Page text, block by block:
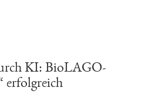
KI: BioLAGO-
erfolgreich